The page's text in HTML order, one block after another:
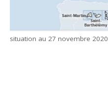
situation au 27 novembre 2020